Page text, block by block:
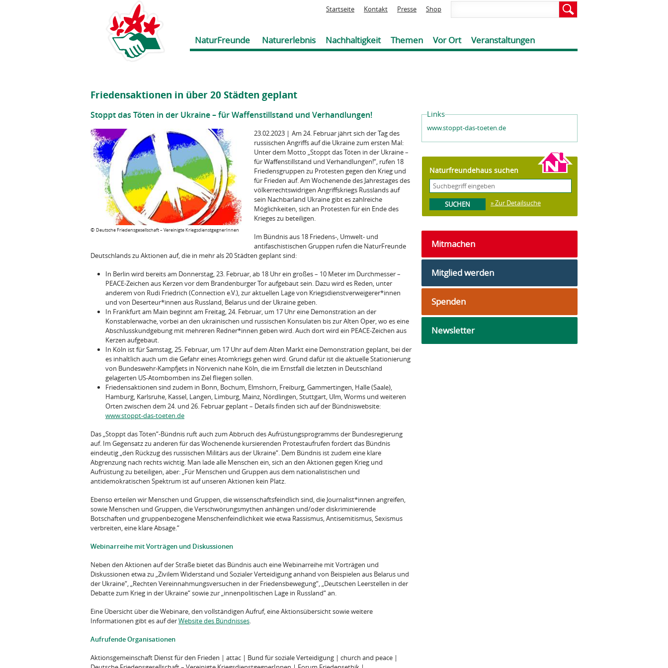
Jump to navigation
Startseite Kontakt Presse Shop
NaturFreunde Naturerlebnis Nachhaltigkeit Themen Vor Ort Veranstaltungen
Friedensaktionen in über 20 Städten geplant
Stoppt das Töten in der Ukraine – für Waffenstillstand und Verhandlungen!
© Deutsche Friedensgesellschaft – Vereinigte KriegsdienstgegnerInnen
23.02.2023 | Am 24. Februar jährt sich der Tag des
russischen Angriffs auf die Ukraine zum ersten Mal:
Unter dem Motto „Stoppt das Töten in der Ukraine –
für Waffenstillstand und Verhandlungen!“, rufen 18
Friedensgruppen zu Protesten gegen den Krieg und
für Frieden auf.Am Wochenende des Jahrestages des
völkerrechtswidrigen Angriffskriegs Russlands auf
sein Nachbarland Ukraine gibt es zahlreiche
Möglichkeiten, sich an Protesten für ein Ende des
Krieges zu beteiligen.
Im Bündnis aus 18 Friedens-, Umwelt- und
antifaschistischen Gruppen rufen die NaturFreunde
Deutschlands zu Aktionen auf, die in mehr als 20 Städten geplant sind:
In Berlin wird bereits am Donnerstag, 23. Februar, ab 18 Uhr ein großes – 10 Meter im Durchmesser –
PEACE-Zeichen aus Kerzen vor dem Brandenburger Tor aufgebaut sein. Dazu wird es Reden, unter
anderem von Rudi Friedrich (Connection e.V.), zur aktuellen Lage von Kriegsdienstverweigerer*innen
und von Deserteur*innen aus Russland, Belarus und der Ukraine geben.
In Frankfurt am Main beginnt am Freitag, 24. Februar, um 17 Uhr eine Demonstration an der
Konstablerwache, vorbei an den ukrainischen und russischen Konsulaten bis zur Alten Oper, wo es eine
Abschlusskundgebung mit mehreren Redner*innen geben wird. Auch dort wird ein PEACE-Zeichen aus
Kerzen aufgebaut.
In Köln ist für Samstag, 25. Februar, um 17 Uhr auf dem Alten Markt eine Demonstration geplant, bei der
es inhaltlich auch um die Gefahr eines Atomkriegs gehen wird. Grund dafür ist die aktuelle Stationierung
von Bundeswehr-Kampfjets in Nörvenich nahe Köln, die im Ernstfall die letzten in Deutschland
gelagerten US-Atombomben ins Ziel fliegen sollen.
Friedensaktionen sind zudem in Bonn, Bochum, Elmshorn, Freiburg, Gammertingen, Halle (Saale),
Hamburg, Karlsruhe, Kassel, Langen, Limburg, Mainz, Nördlingen, Stuttgart, Ulm, Worms und weiteren
Orten zwischen dem 24. und 26. Februar geplant – Details finden sich auf der Bündniswebsite:
www.stoppt-das-toeten.de
Das „Stoppt das Töten“-Bündnis ruft auch zum Abbruch des Aufrüstungsprogramms der Bundesregierung
auf. Im Gegensatz zu anderen für das Wochenende kursierenden Protestaufrufen fordert das Bündnis
eindeutig „den Rückzug des russischen Militärs aus der Ukraine“. Dem Bündnis ist zudem eine klare
Abgrenzung nach rechts wichtig. Man lade alle Menschen ein, sich an den Aktionen gegen Krieg und
Aufrüstung zu beteiligen, aber: „Für Menschen und Gruppen aus dem nationalistischen und
antidemokratischen Spektrum ist auf unseren Aktionen kein Platz.
Ebenso erteilen wir Menschen und Gruppen, die wissenschaftsfeindlich sind, die Journalist*innen angreifen,
sowie Menschen und Gruppen, die Verschwörungsmythen anhängen und/oder diskriminierende
Botschaften und gruppenbezogene Menschenfeindlichkeit wie etwa Rassismus, Antisemitismus, Sexismus
verbreiten, eine klare Absage.“
Webinarreihe mit Vorträgen und Diskussionen
Neben den Aktionen auf der Straße bietet das Bündnis auch eine Webinarreihe mit Vorträgen und
Diskussionen etwa zu „Zivilem Widerstand und Sozialer Verteidigung anhand von Beispielen aus Belarus und
der Ukraine“, „Rechten Vereinnahmungsversuchen in der Friedensbewegung“, „Deutschen Leerstellen in der
Debatte zum Krieg in der Ukraine“ sowie zur „innenpolitischen Lage in Russland“ an.
Eine Übersicht über die Webinare, den vollständigen Aufruf, eine Aktionsübersicht sowie weitere
Informationen gibt es auf derWebsite des Bündnisses.
Aufrufende Organisationen
Aktionsgemeinschaft Dienst für den Frieden | attac | Bund für soziale Verteidigung | church and peace |
Links
www.stoppt-das-toeten.de
Naturfreundehaus suchen
» Zur Detailsuche
Mitmachen
Mitglied werden
Spenden
Newsletter